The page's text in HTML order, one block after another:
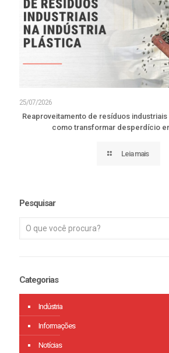
25/07/2026
Reaproveitamento de resíduos
como transformar desperdício
Leia mais
Pesquisar
Categorias
Indústria
Informações
Notícias